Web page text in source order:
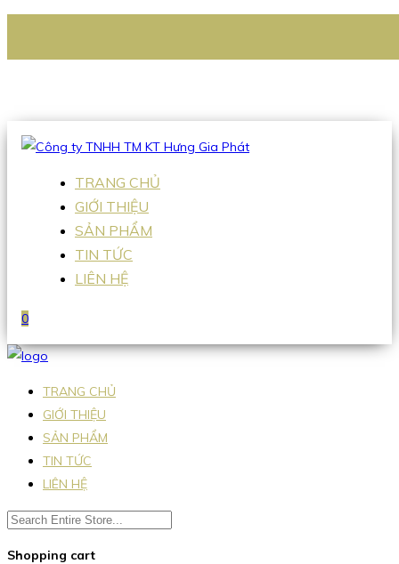
Hotline:0938 336 079
TRANG CHỦ
GIỚI THIỆU
SẢN PHẨM
TIN TỨC
LIÊN HỆ
0
TRANG CHỦ
GIỚI THIỆU
SẢN PHẨM
TIN TỨC
LIÊN HỆ
Shopping cart